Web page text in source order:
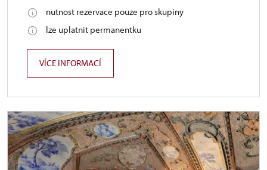
nutnost rezervace pouze pro skupiny
lze uplatnit permanentku
VÍCE INFORMACÍ